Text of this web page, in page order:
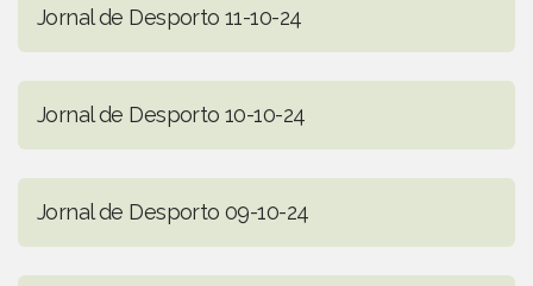
Jornal de Desporto 11-10-24
Jornal de Desporto 10-10-24
Jornal de Desporto 09-10-24